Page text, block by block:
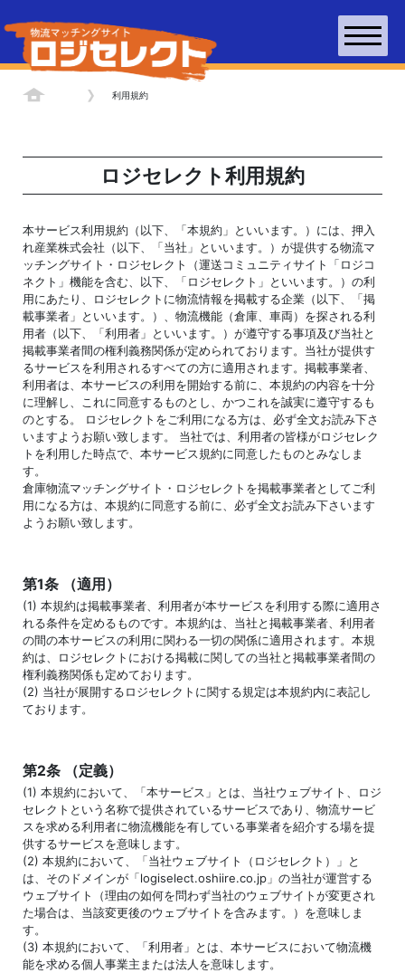
利用規約
ロジセレクト利用規約
本サービス利用規約（以下、「本規約」といいます。）には、押入
れ産業株式会社（以下、「当社」といいます。）が提供する物流マ
ッチングサイト・ロジセレクト（運送コミュニティサイト「ロジコ
ネクト」機能を含む、以下、「ロジセレクト」といいます。）の利
用にあたり、ロジセレクトに物流情報を掲載する企業（以下、「掲
載事業者」といいます。）、物流機能（倉庫、車両）を探される利
用者（以下、「利用者」といいます。）が遵守する事項及び当社と
掲載事業者間の権利義務関係が定められております。当社が提供す
るサービスを利用されるすべての方に適用されます。掲載事業者、
利用者は、本サービスの利用を開始する前に、本規約の内容を十分
に理解し、これに同意するものとし、かつこれを誠実に遵守するも
のとする。 ロジセレクトをご利用になる方は、必ず全文お読み下さ
いますようお願い致します。 当社では、利用者の皆様がロジセレク
トを利用した時点で、本サービス規約に同意したものとみなしま
す。
倉庫物流マッチングサイト・ロジセレクトを掲載事業者としてご利
用になる方は、本規約に同意する前に、必ず全文お読み下さいます
ようお願い致します。
第1条 （適用）
(1) 本規約は掲載事業者、利用者が本サービスを利用する際に適用さ
れる条件を定めるものです。本規約は、当社と掲載事業者、利用者
の間の本サービスの利用に関わる一切の関係に適用されます。本規
約は、ロジセレクトにおける掲載に関しての当社と掲載事業者間の
権利義務関係も定めております。
(2) 当社が展開するロジセレクトに関する規定は本規約内に表記し
ております。
第2条 （定義）
(1) 本規約において、「本サービス」とは、当社ウェブサイト、ロジ
セレクトという名称で提供されているサービスであり、物流サービ
スを求める利用者に物流機能を有している事業者を紹介する場を提
供するサービスを意味します。
(2) 本規約において、「当社ウェブサイト（ロジセレクト）」と
は、そのドメインが「logiselect.oshiire.co.jp」の当社が運営する
ウェブサイト（理由の如何を問わず当社のウェブサイトが変更され
た場合は、当該変更後のウェブサイトを含みます。）を意味しま
す。
(3) 本規約において、「利用者」とは、本サービスにおいて物流機
能を求める個人事業主または法人を意味します。